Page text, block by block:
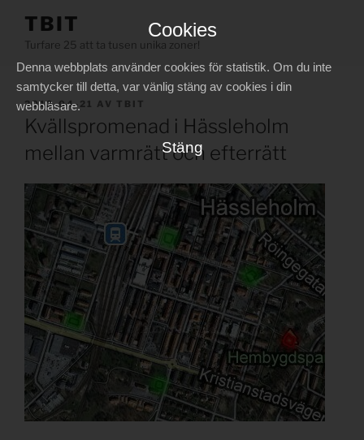
Cookies
Denna webbplats använder cookies för statistik. Om du inte
samtycker till detta, var vänlig stäng av cookies i din
webbläsare.
Stäng
innehåll
TBIT
Turfare 25 att ta tusen unika zoner!
PUBLICERAT
2012-04-21 AV TBIT
Kvällspromenad i Hässleholm
mellan varmrätt och efterrätt